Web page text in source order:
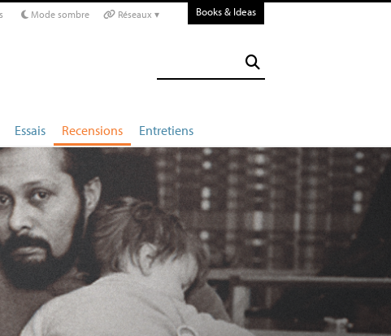
Mode sombre Réseaux ▾ Books & Ideas
Essais Recensions Entretiens